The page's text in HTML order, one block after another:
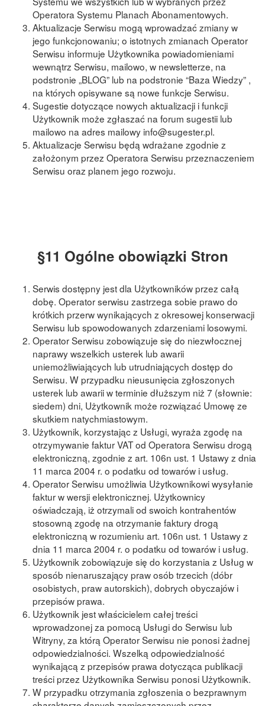
Operatora Systemu Planach Abonamentowych.
Aktualizacje Serwisu mogą wprowadzać zmiany w
jego funkcjonowaniu; o istotnych zmianach Operator
Serwisu informuje Użytkownika powiadomieniami
wewnątrz Serwisu, mailowo, w newsletterze, na
podstronie „BLOG” lub na podstronie “Baza Wiedzy” ,
na ktόrych opisywane są nowe funkcje Serwisu.
Sugestie dotyczące nowych aktualizacji i funkcji
Użytkownik może zgłaszać na forum sugestii lub
mailowo na adres mailowy info@sugester.pl.
Aktualizacje Serwisu będą wdrażane zgodnie z
założonym przez Operatora Serwisu przeznaczeniem
Serwisu oraz planem jego rozwoju.
§11 Ogólne obowiązki Stron
Serwis dostępny jest dla Użytkownikόw przez całą
dobę. Operator serwisu zastrzega sobie prawo do
krótkich przerw wynikających z okresowej konserwacji
Serwisu lub spowodowanych zdarzeniami losowymi.
Operator Serwisu zobowiązuje się do niezwłocznej
naprawy wszelkich usterek lub awarii
uniemożliwiających lub utrudniających dostęp do
Serwisu. W przypadku nieusunięcia zgłoszonych
usterek lub awarii w terminie dłuższym niż 7 (słownie:
siedem) dni, Użytkownik może rozwiązać Umowę ze
skutkiem natychmiastowym.
Użytkownik, korzystając z Usługi, wyraża zgodę na
otrzymywanie faktur VAT od Operatora Serwisu drogą
elektroniczną, zgodnie z art. 106n ust. 1 Ustawy z dnia
11 marca 2004 r. o podatku od towarów i usług.
Operator Serwisu umożliwia Użytkownikowi wysyłanie
faktur w wersji elektronicznej. Użytkownicy
oświadczają, iż otrzymali od swoich kontrahentów
stosowną zgodę na otrzymanie faktury drogą
elektroniczną w rozumieniu art. 106n ust. 1 Ustawy z
dnia 11 marca 2004 r. o podatku od towarów i usług.
Użytkownik zobowiązuje się do korzystania z Usług w
sposób nienaruszający praw osób trzecich (dóbr
osobistych, praw autorskich), dobrych obyczajów i
przepisów prawa.
Użytkownik jest właścicielem całej treści
wprowadzonej za pomocą Usługi do Serwisu lub
Witryny, za ktόrą Operator Serwisu nie ponosi żadnej
odpowiedzialności. Wszelką odpowiedzialność
wynikającą z przepisów prawa dotycząca publikacji
treści przez Użytkownika Serwisu ponosi Użytkownik.
W przypadku otrzymania zgłoszenia o bezprawnym